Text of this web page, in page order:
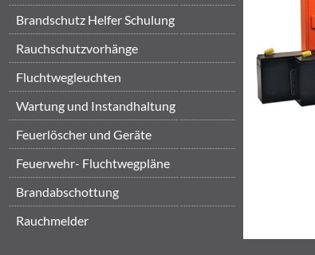
Brandschutz Helfer Schulung
Brandschut...
‎Rauchschutzvorhänge
Fluchtwegleuchten
Wartung und Instandhaltung
Feuerlöscher und Geräte
Feuerwehr- Fluchtwegpläne
Brandabschottung
Rauchmelder